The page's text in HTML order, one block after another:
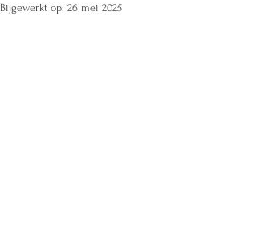
Bijgewerkt op: 26 mei 2025